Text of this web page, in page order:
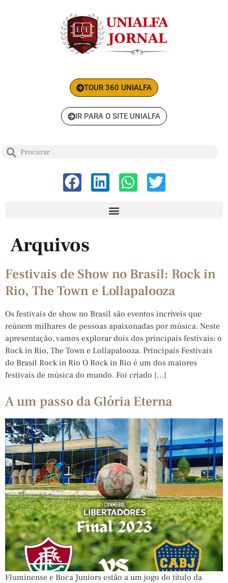
TOUR 360 UNIALFA
IR PARA O SITE UNIALFA
Arquivos
Festivais de Show no Brasil: Rock in
Rio, The Town e Lollapalooza
Os festivais de show no Brasil são eventos incríveis que
reúnem milhares de pessoas apaixonadas por música. Neste
apresentação, vamos explorar dois dos principais festivais: o
Rock in Rio, The Town e Lollapalooza. Principais Festivais
do Brasil Rock in Rio O Rock in Rio é um dos maiores
festivais de música do mundo. Foi criado […]
A um passo da Glória Eterna
Fluminense e Boca Juniors estão a um jogo do título da